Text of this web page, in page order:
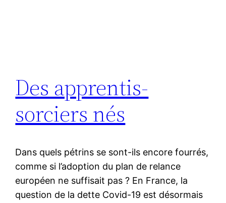
Des apprentis-
sorciers nés
Dans quels pétrins se sont-ils encore fourrés,
comme si l’adoption du plan de relance
européen ne suffisait pas ? En France, la
question de la dette Covid-19 est désormais